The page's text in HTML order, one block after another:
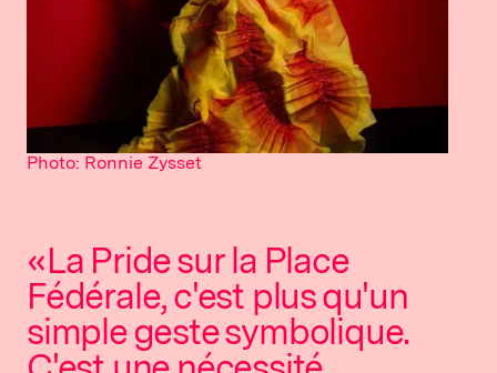
Photo: Ronnie Zysset
«La Pride sur la Place
Fédérale, c'est plus qu'un
simple geste symbolique.